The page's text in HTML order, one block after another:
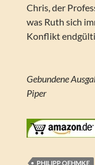
Chris, der
was Ruth sich
Konflikt
Piper
PHILIPP OEHMKE